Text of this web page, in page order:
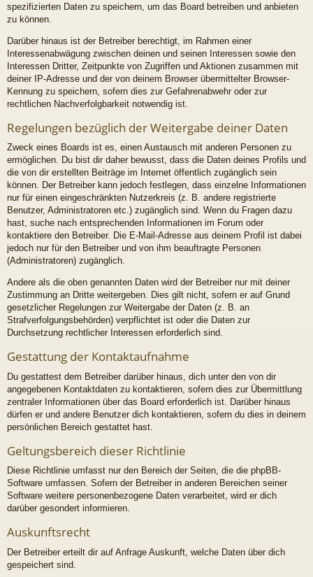
spezifizierten Daten zu speichern, um das Board betreiben und anbieten
zu können.
Darüber hinaus ist der Betreiber berechtigt, im Rahmen einer
Interessenabwägung zwischen deinen und seinen Interessen sowie den
Interessen Dritter, Zeitpunkte von Zugriffen und Aktionen zusammen mit
deiner IP-Adresse und der von deinem Browser übermittelter Browser-
Kennung zu speichern, sofern dies zur Gefahrenabwehr oder zur
rechtlichen Nachverfolgbarkeit notwendig ist.
Regelungen bezüglich der Weitergabe deiner Daten
Zweck eines Boards ist es, einen Austausch mit anderen Personen zu
ermöglichen. Du bist dir daher bewusst, dass die Daten deines Profils und
die von dir erstellten Beiträge im Internet öffentlich zugänglich sein
können. Der Betreiber kann jedoch festlegen, dass einzelne Informationen
nur für einen eingeschränkten Nutzerkreis (z. B. andere registrierte
Benutzer, Administratoren etc.) zugänglich sind. Wenn du Fragen dazu
hast, suche nach entsprechenden Informationen im Forum oder
kontaktiere den Betreiber. Die E-Mail-Adresse aus deinem Profil ist dabei
jedoch nur für den Betreiber und von ihm beauftragte Personen
(Administratoren) zugänglich.
Andere als die oben genannten Daten wird der Betreiber nur mit deiner
Zustimmung an Dritte weitergeben. Dies gilt nicht, sofern er auf Grund
gesetzlicher Regelungen zur Weitergabe der Daten (z. B. an
Strafverfolgungsbehörden) verpflichtet ist oder die Daten zur
Durchsetzung rechtlicher Interessen erforderlich sind.
Gestattung der Kontaktaufnahme
Du gestattest dem Betreiber darüber hinaus, dich unter den von dir
angegebenen Kontaktdaten zu kontaktieren, sofern dies zur Übermittlung
zentraler Informationen über das Board erforderlich ist. Darüber hinaus
dürfen er und andere Benutzer dich kontaktieren, sofern du dies in deinem
persönlichen Bereich gestattet hast.
Geltungsbereich dieser Richtlinie
Diese Richtlinie umfasst nur den Bereich der Seiten, die die phpBB-
Software umfassen. Sofern der Betreiber in anderen Bereichen seiner
Software weitere personenbezogene Daten verarbeitet, wird er dich
darüber gesondert informieren.
Auskunftsrecht
Der Betreiber erteilt dir auf Anfrage Auskunft, welche Daten über dich
gespeichert sind.